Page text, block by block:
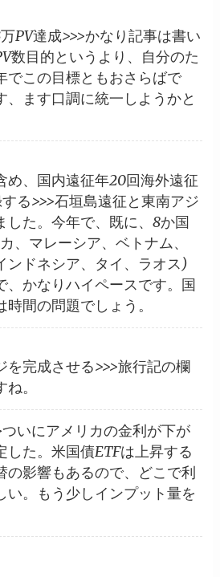
PV達成>>>かなり記事は書い
数目的というより、自分のた
でこの目標ともおさらばで
、ます口調に統一しようかと
め、国内遠征年20回海外遠征
る>>>石垣島遠征と東南アジ
した。今年で、既に、8か国
、マレーシア、ベトナム、
ンドネシア、タイ、ラオス)
、かなりハイペースです。国
間の問題でしょう。
を完成させる>>>旅行記の欄
。
いにアメリカの金利が下が
した。米国債ETFは上昇する
の影響もあるので、どこで利
い。もう少しインプット量を